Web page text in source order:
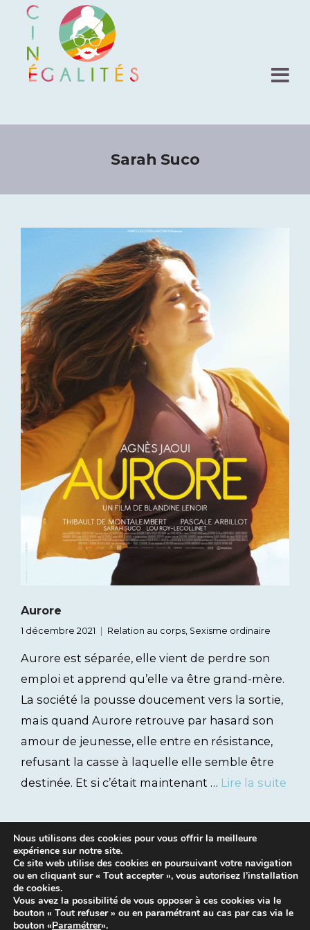
Sarah Suco
Aurore
1 décembre 2021 Relation au corps, Sexisme ordinaire
Aurore est séparée, elle vient de perdre son
emploi et apprend qu’elle va être grand-mère.
La société la pousse doucement vers la sortie,
mais quand Aurore retrouve par hasard son
amour de jeunesse, elle entre en résistance,
refusant la casse à laquelle elle semble être
destinée. Et si c’était maintenant … Lire la suite
Mentions légales
Nous utilisons des cookies pour vous offrir la meilleure
expérience sur notre site.
Ce site web utilise des cookies en poursuivant votre navigation
ou en cliquant sur « Tout accepter », vous autorisez l’installation
de cookies.
Vous avez la possibilité de vous opposer à ces cookies via le
bouton « Tout refuser » ou en paramétrant au cas par cas via le
bouton «Paramétrer».